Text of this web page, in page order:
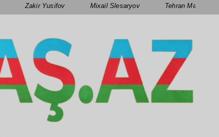
Zakir Yusifov Mixail Slesaryov Tehran Mənsimov